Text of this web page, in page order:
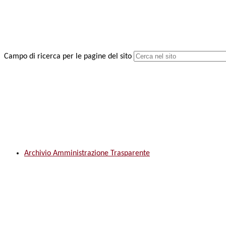
Campo di ricerca per le pagine del sito
Archivio Amministrazione Trasparente